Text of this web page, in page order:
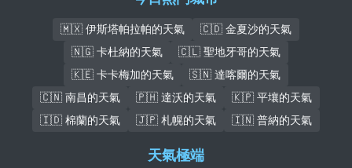
🇲🇽 伊斯塔帕拉帕的天氣
🇨🇩 金夏沙的天氣
🇳🇬 卡杜納的天氣
🇨🇱 聖地牙哥的天氣
🇰🇪 卡卡梅加的天氣
🇸🇳 達喀爾的天氣
🇨🇳 南昌的天氣
🇵🇭 達沃的天氣
🇰🇵 平壤的天氣
🇮🇩 棉蘭的天氣
🇯🇵 札幌的天氣 🇮🇳 普納的天氣
天氣極端